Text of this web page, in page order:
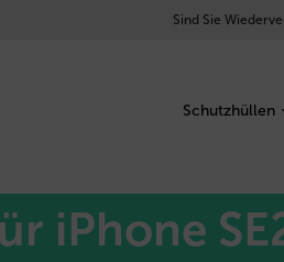
Sind Sie
Schutzhüllen
iPhone